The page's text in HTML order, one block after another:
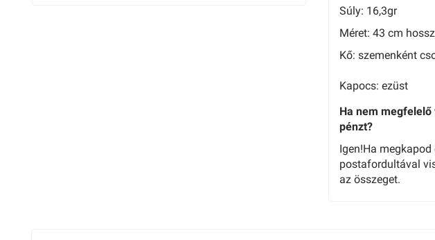
Súly: 16,3gr
Méret: 43 cm
Kő: szemenként
Kapocs: ezüst
Ha nem
pénzt?
Igen!Ha
postafordultával
az összeget.